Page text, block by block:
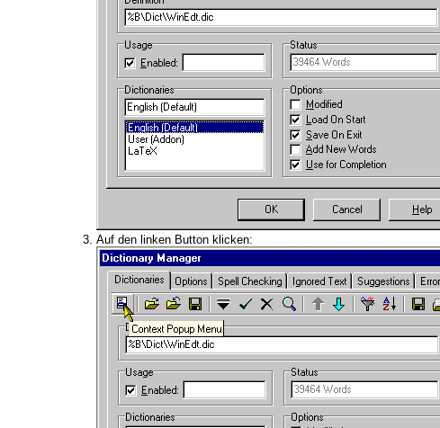
Auf den linken Button klicken: